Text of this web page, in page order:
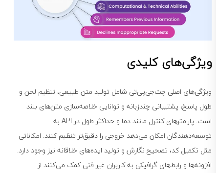
ویژگی‌های کلیدی
ویژگی‌های اصلی چت‌جی‌پی‌تی شامل تولید متن طبیعی، تنظیم لحن و
طول پاسخ، پشتیبانی چندزبانه و توانایی خلاصه‌سازی متن‌های بلند
است. پارامترهای کنترل مانند دما و حداکثر طول در API به
توسعه‌دهندگان امکان می‌دهد خروجی را دقیق‌تر تنظیم کنند. امکاناتی
مثل تکمیل کد، تصحیح نگارش و تولید ایده‌های خلاقانه نیز وجود دارد.
افزونه‌ها و رابط‌های گرافیکی به کاربران غیر فنی کمک می‌کنند از